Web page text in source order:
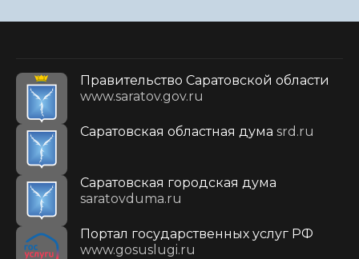
Правительство Саратовской области
www.saratov.gov.ru
Саратовская областная дума srd.ru
Саратовская городская дума
saratovduma.ru
Портал государственных услуг РФ
www.gosuslugi.ru